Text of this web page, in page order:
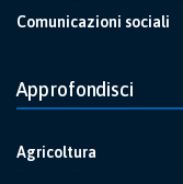
Comunicazioni sociali
Approfondisci
Agricoltura